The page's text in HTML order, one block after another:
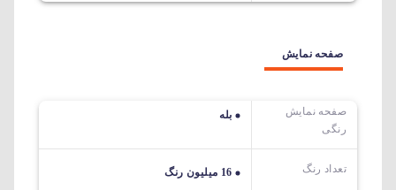
صفحه نمایش
صفحه نمایش
رنگی
بله
تعداد رنگ 16 میلیون رنگ